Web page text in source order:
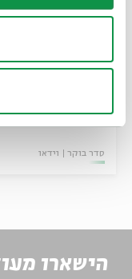
בתלמוד הבבלי
סדר בוקר וידאו
הישארו